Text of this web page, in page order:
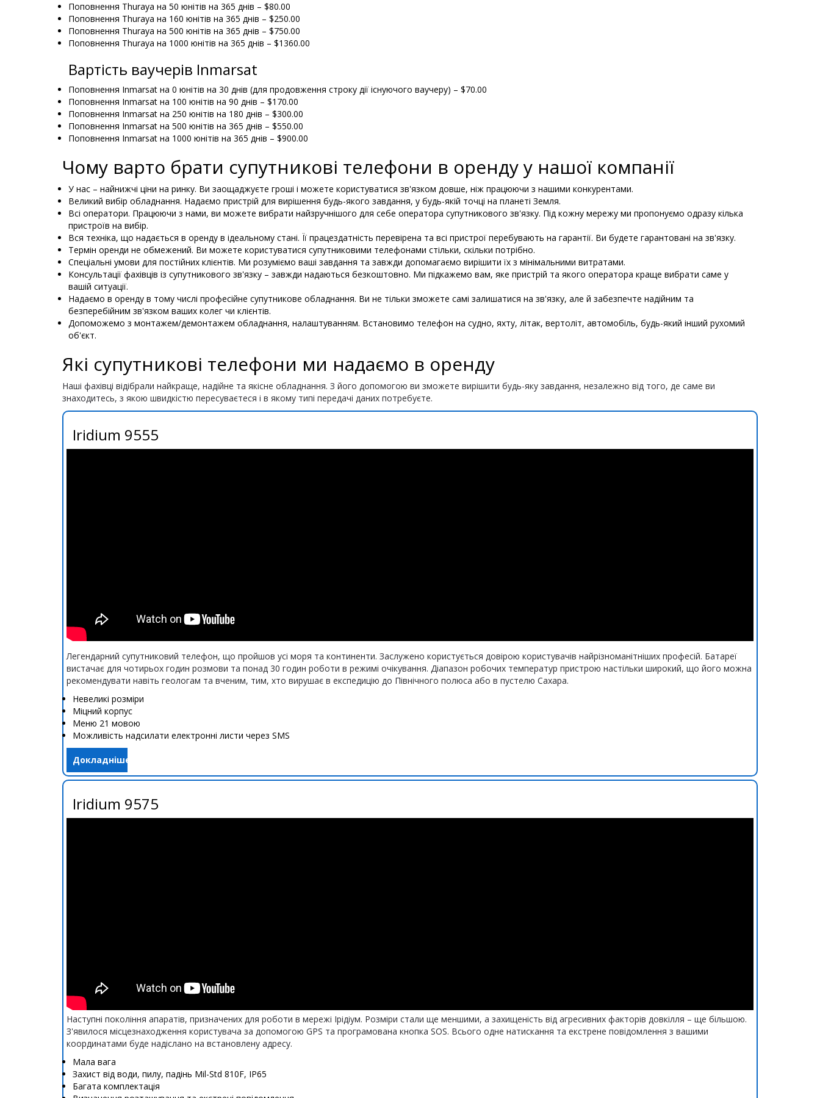
Поповнення Thuraya на 50 юнітів на 365 днів – $80.00
Поповнення Thuraya на 160 юнітів на 365 днів – $250.00
Поповнення Thuraya на 500 юнітів на 365 днів – $750.00
Поповнення Thuraya на 1000 юнітів на 365 днів – $1360.00
Вартість ваучерів Inmarsat
Поповнення Inmarsat на 0 юнітів на 30 днів (для продовження строку дії існуючого ваучеру) – $70.00
Поповнення Inmarsat на 100 юнітів на 90 днів – $170.00
Поповнення Inmarsat на 250 юнітів на 180 днів – $300.00
Поповнення Inmarsat на 500 юнітів на 365 днів – $550.00
Поповнення Inmarsat на 1000 юнітів на 365 днів – $900.00
Чому варто брати супутникові телефони в оренду у нашої компанії
У нас – найнижчі ціни на ринку. Ви заощаджуєте гроші і можете користуватися зв'язком довше, ніж працюючи з нашими конкурентами.
Великий вибір обладнання. Надаємо пристрій для вирішення будь-якого завдання, у будь-якій точці на планеті Земля.
Всі оператори. Працюючи з нами, ви можете вибрати найзручнішого для себе оператора супутникового зв'язку. Під кожну мережу ми пропонуємо одразу кілька
пристроїв на вибір.
Вся техніка, що надається в оренду в ідеальному стані. Її працездатність перевірена та всі пристрої перебувають на гарантії. Ви будете гарантовані на зв'язку.
Термін оренди не обмежений. Ви можете користуватися супутниковими телефонами стільки, скільки потрібно.
Спеціальні умови для постійних клієнтів. Ми розуміємо ваші завдання та завжди допомагаємо вирішити їх з мінімальними витратами.
Консультації фахівців із супутникового зв'язку – завжди надаються безкоштовно. Ми підкажемо вам, яке пристрій та якого оператора краще вибрати саме у
вашій ситуації.
Надаємо в оренду в тому числі професійне супутникове обладнання. Ви не тільки зможете самі залишатися на зв'язку, але й забезпечте надійним та
безперебійним зв'язком ваших колег чи клієнтів.
Допоможемо з монтажем/демонтажем обладнання, налаштуванням. Встановимо телефон на судно, яхту, літак, вертоліт, автомобіль, будь-який інший рухомий
об'єкт.
Які супутникові телефони ми надаємо в оренду
Наші фахівці відібрали найкраще, надійне та якісне обладнання. З його допомогою ви зможете вирішити будь-яку завдання, незалежно від того, де саме ви
знаходитесь, з якою швидкістю пересуваєтеся і в якому типі передачі даних потребуєте.
Iridium 9555
Легендарний супутниковий телефон, що пройшов усі моря та континенти. Заслужено користується довірою користувачів найрізноманітніших професій. Батареї
вистачає для чотирьох годин розмови та понад 30 годин роботи в режимі очікування. Діапазон робочих температур пристрою настільки широкий, що його можна
рекомендувати навіть геологам та вченим, тим, хто вирушає в експедицію до Північного полюса або в пустелю Сахара.
Невеликі розміри
Міцний корпус
Меню 21 мовою
Можливість надсилати електронні листи через SMS
Докладніше
Iridium 9575
Наступні покоління апаратів, призначених для роботи в мережі Ірідіум. Розміри стали ще меншими, а захищеність від агресивних факторів довкілля – ще більшою.
З'явилося місцезнаходження користувача за допомогою GPS та програмована кнопка SOS. Всього одне натискання та екстрене повідомлення з вашими
координатами буде надіслано на встановлену адресу.
Мала вага
Захист від води, пилу, падінь Mil-Std 810F, IP65
Багата комплектація